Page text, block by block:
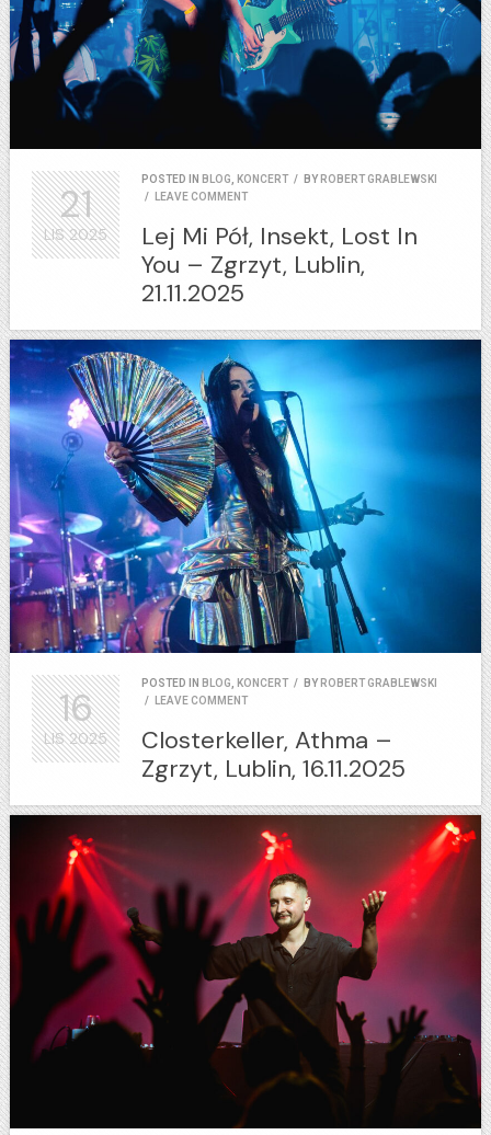
POSTED IN BLOG, KONCERT / BY ROBERT GRABLEWSKI
/
LEAVE COMMENT
Lej Mi Pół, Insekt, Lost In
You – Zgrzyt, Lublin,
21.11.2025
21
LIS2025
POSTED IN BLOG, KONCERT / BY ROBERT GRABLEWSKI
/
LEAVE COMMENT
Closterkeller, Athma –
Zgrzyt, Lublin, 16.11.2025
16
LIS2025